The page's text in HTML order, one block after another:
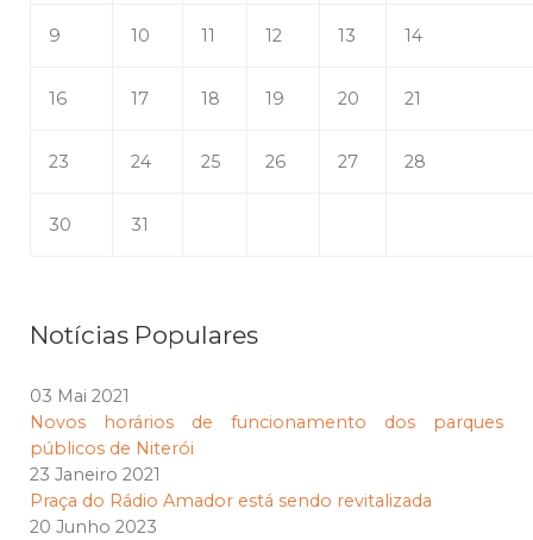
9 10 11 12 13 14
16 17 18 19 20 21
23 24 25 26 27 28
30 31
Notícias Populares
03 Mai 2021
Novos horários de funcionamento dos parques
públicos de Niterói
23 Janeiro 2021
Praça do Rádio Amador está sendo revitalizada
20 Junho 2023